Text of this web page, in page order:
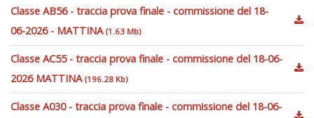
Classe AB56 - traccia prova finale - commissione del 18-
06-2026 - MATTINA (1.63 Mb)
Classe AC55 - traccia prova finale - commissione del 18-06-
2026 MATTINA (196.28 Kb)
Classe A030 - traccia prova finale - commissione del 18-06-